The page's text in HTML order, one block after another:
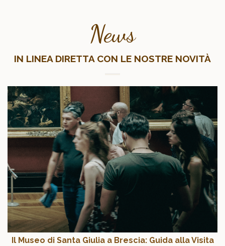
News
IN LINEA DIRETTA CON LE NOSTRE NOVITÀ
Il Museo di Santa Giulia a Brescia: Guida alla Visita